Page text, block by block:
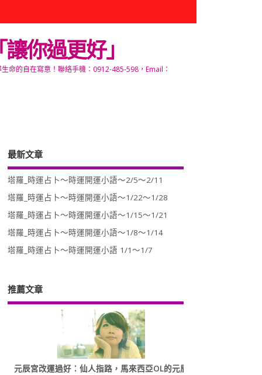
你過更好」
命的自在寫意！聯絡手機：0912-485-598，Email：
最新文章
塔羅_時運占卜～時運開運小語～2/5～2/11
塔羅_時運占卜～時運開運小語～1/22～1/28
塔羅_時運占卜～時運開運小語～1/15～1/21
塔羅_時運占卜～時運開運小語～1/8～1/14
塔羅_時運占卜～時運開運小語 1/1～1/7
推薦文章
元辰宮改運過好：仙人指路，馬來西亞OL的元辰